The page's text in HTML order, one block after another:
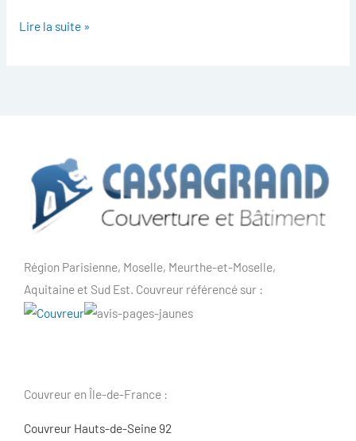
Lire la suite »
Région Parisienne, Moselle, Meurthe-et-Moselle,
Aquitaine et Sud Est. Couvreur référencé sur :
Couvreur en Île-de-France :
Couvreur Hauts-de-Seine 92